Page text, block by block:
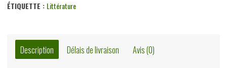
ÉTIQUETTE : Littérature
Description Délais de livraison Avis (0)